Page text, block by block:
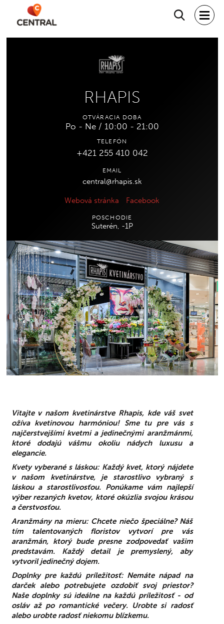
RHAPIS
OTVÁRACIA DOBA
Po - Ne / 10:00 - 21:00
TELEFÓN
+421 255 410 042
EMAIL
central@rhapis.sk
Webová stránka Facebook
POSCHODIE
Suterén, -1P
Vitajte v našom kvetinárstve Rhapis, kde váš svet
ožíva kvetinovou harmóniou! Sme tu pre vás s
najčerstvejšími kvetmi a jedinečnými aranžmánmi,
ktoré dodajú vášmu okoliu nádych luxusu a
elegancie.
Kvety vyberané s láskou: Každý kvet, ktorý nájdete
v našom kvetinárstve, je starostlivo vybraný s
láskou a starostlivosťou. Ponúkame vám najlepší
výber rezaných kvetov, ktoré okúzlia svojou krásou
a čerstvosťou.
Aranžmány na mieru: Chcete niečo špeciálne? Náš
tím talentovaných floristov vytvorí pre vás
aranžmán, ktorý bude presne zodpovedať vašim
predstavám. Každý detail je premyslený, aby
vytvoril jedinečný dojem.
Doplnky pre každú príležitosť: Nemáte nápad na
darček alebo potrebujete ozdobiť svoj priestor?
Naše doplnky sú ideálne na každú príležitosť - od
osláv až po romantické večery. Urobte si radosť
alebo urobte radosť niekomu blízkemu.